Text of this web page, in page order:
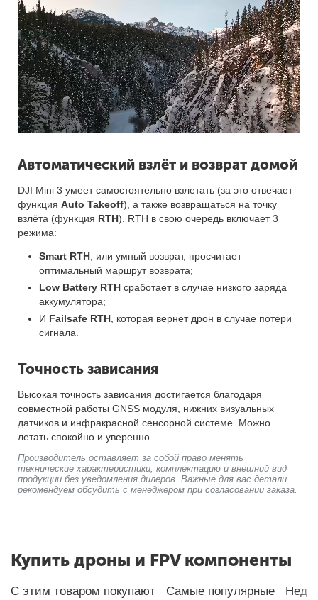
Автоматический взлёт и возврат домой
DJI Mini 3 умеет самостоятельно взлетать (за это отвечает
функция Auto Takeoff), а также возвращаться на точку
взлёта (функция RTH). RTH в свою очередь включает 3
режима:
Smart RTH , или умный возврат, просчитает
оптимальный маршрут возврата;
Low Battery RTH сработает в случае низкого заряда
аккумулятора;
И Failsafe RTH , которая вернёт дрон в случае потери
сигнала.
Точность зависания
Высокая точность зависания достигается благодаря
совместной работы GNSS модуля, нижних визуальных
датчиков и инфракрасной сенсорной системе. Можно
летать спокойно и уверенно.
Производитель оставляет за собой право менять
технические характеристики, комплектацию и внешний вид
продукции без уведомления дилеров. Важные для вас детали
рекомендуем обсудить с менеджером при согласовании заказа.
Купить дроны и FPV компоненты
С этим товаром покупают Самые популярные